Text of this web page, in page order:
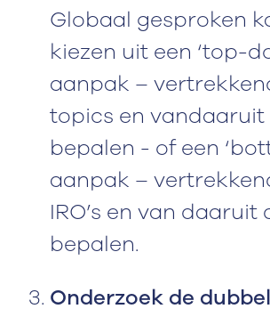
Globaal gesproken
kiezen uit een ‘top-
aanpak –
topics en vandaaruit
bepalen - of een
aanpak –
IRO’s en van daaruit
bepalen.
Onderzoek de